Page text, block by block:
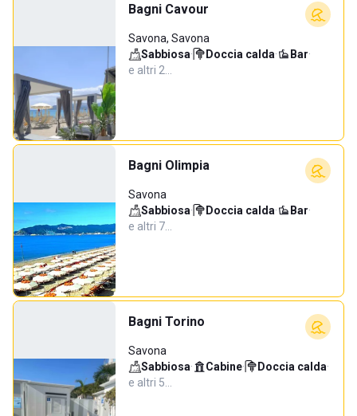
Bagni Cavour
Savona, Savona
Sabbiosa· Doccia calda· Bar·
e altri 2…
Bagni Olimpia
Savona
Sabbiosa· Doccia calda· Bar·
e altri 7…
Bagni Torino
Savona
Sabbiosa· Cabine· Doccia calda·
e altri 5…